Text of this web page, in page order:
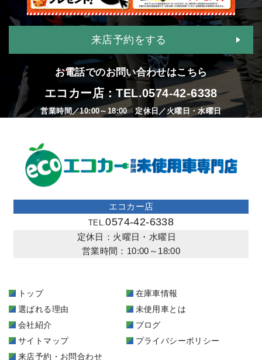
来店予約をする
お電話でのお問い合わせはこちら
エコカー店：TEL.0574-42-6338
営業時間／10:00～18:00 定休日／火曜日・水曜日
エコカー店
TEL.0574-42-6338
定休日：火曜日・水曜日
営業時間：10:00～18:00
トップ
在庫車情報
選ばれる理由
未使用車とは
会社紹介
ブログ
サイトマップ
プライバシーポリシー
来店予約・お問合わせ